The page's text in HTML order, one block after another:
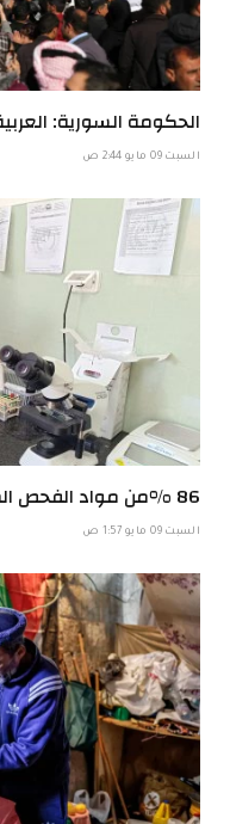
الحكومة السورية:
السبت 09 مايو 2:44 ص
86 %من مواد الفحص المخبري في غزة باتت خارج الخدمة
السبت 09 مايو 1:57 ص